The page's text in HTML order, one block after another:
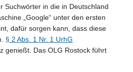
Suchwörter in die in Deutschland
„Google“ unter den ersten
dafür sorgen kann, dass diese
§ 2 Abs. 1 Nr. 1 UrhG
genießt. Das OLG Rostock führt